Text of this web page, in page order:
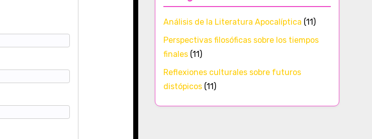
Análisis de la Literatura Apocalíptica (11)
Perspectivas filosóficas sobre los tiempos
finales(11)
Reflexiones culturales sobre futuros
distópicos(11)